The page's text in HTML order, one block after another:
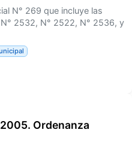
N° 269 que incluye las
2532, N° 2522, N° 2536, y
Ordenanza